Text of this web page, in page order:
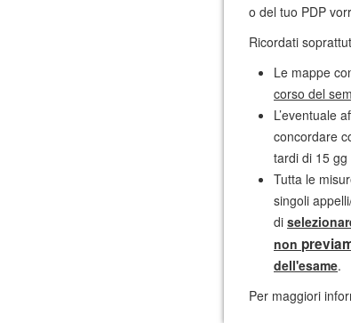
o del tuo PDP
Ricordati
Le mappe
corso del
L’eventuale
concordare
tardi di 15 gg
Tutta le
singoli
di
non
dell'esame.
Per maggiori